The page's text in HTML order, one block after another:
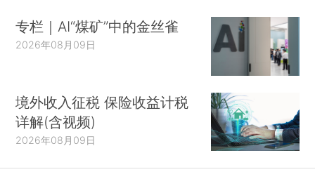
专栏｜AI“煤矿”中的金丝雀
2026年08月09日
境外收入征税 保险收益计税
详解(含视频)
2026年08月09日